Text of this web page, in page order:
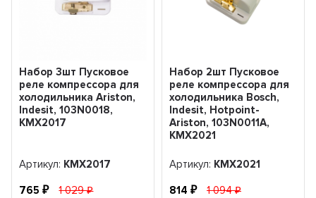
Набор 3шт Пусковое
реле компрессора для
холодильника Ariston,
Indesit, 103N0018,
KMX2017
Артикул: KMX2017
765 1 029
Набор 2шт Пусковое
реле компрессора для
холодильника Bosch,
Indesit, Hotpoint-
Ariston, 103N0011A,
KMХ2021
Артикул: KMХ2021
814 1 094